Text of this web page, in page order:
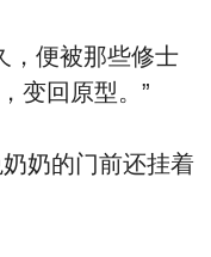
便被那些修士
变回原型。”
奶的门前还挂着